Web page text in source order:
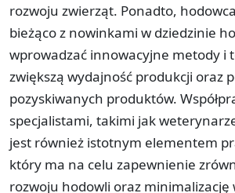
rozwoju zwierząt. Ponadto,
bieżąco z nowinkami w dziedzinie
wprowadzać innowacyjne metody i
zwiększą wydajność produkcji oraz
pozyskiwanych produktów.
specjalistami, takimi jak
jest również istotnym elementem
który ma na celu zapewnienie
rozwoju hodowli oraz minimalizację